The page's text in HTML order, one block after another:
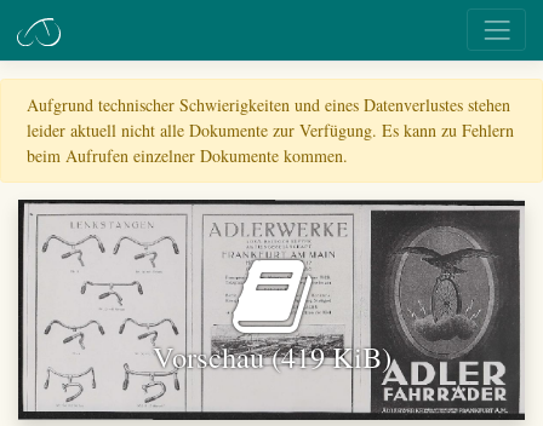
Aufgrund technischer Schwierigkeiten und eines Datenverlustes stehen
leider aktuell nicht alle Dokumente zur Verfügung. Es kann zu Fehlern
beim Aufrufen einzelner Dokumente kommen.
Vorschau (419 KiB)